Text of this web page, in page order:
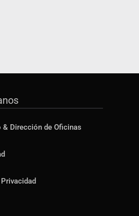
& Dirección de Oficinas